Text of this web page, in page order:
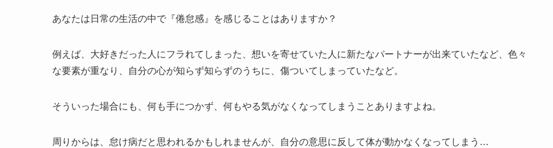
あなたは日常の生活の中で『倦怠感』を感じることはありますか？
例えば、大好きだった人にフラれてしまった、想いを寄せていた人に新たなパートナーが出来ていたなど、色々
な要素が重なり、自分の心が知らず知らずのうちに、傷ついてしまっていたなど。
そういった場合にも、何も手につかず、何もやる気がなくなってしまうことありますよね。
周りからは、怠け病だと思われるかもしれませんが、自分の意思に反して体が動かなくなってしまう…